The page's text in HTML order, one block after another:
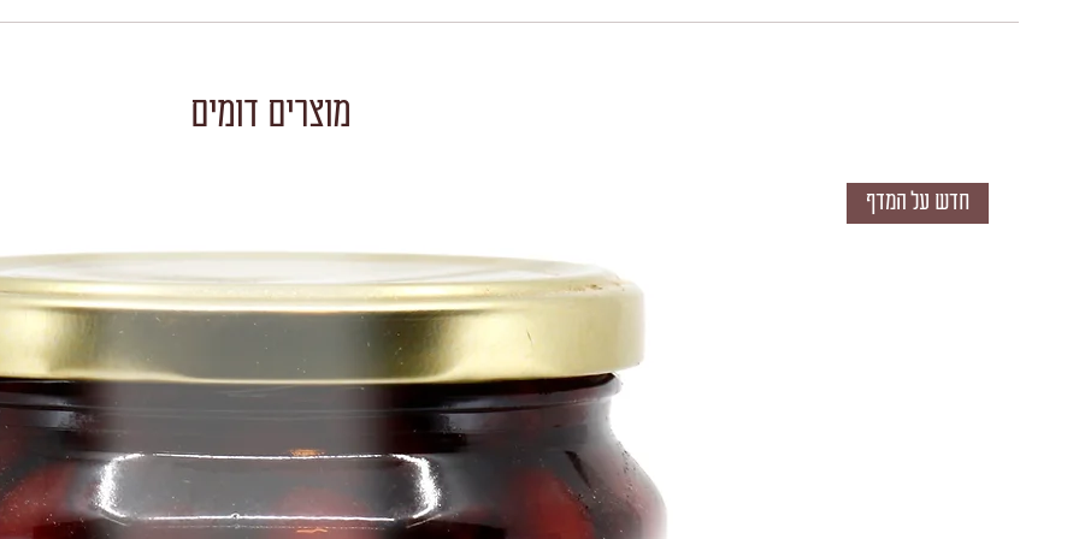
מוצרים דומים
חדש על המדף